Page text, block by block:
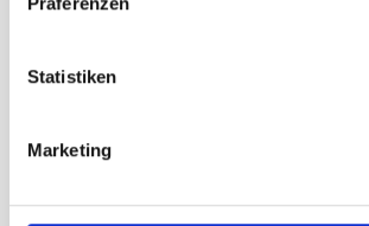
Statistiken
Marketing